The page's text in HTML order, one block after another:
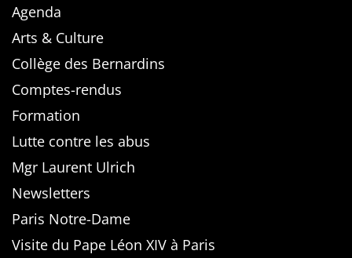
Agenda
Arts & Culture
Collège des Bernardins
Comptes-rendus
Formation
Lutte contre les abus
Mgr Laurent Ulrich
Newsletters
Paris Notre-Dame
Visite du Pape Léon XIV à Paris